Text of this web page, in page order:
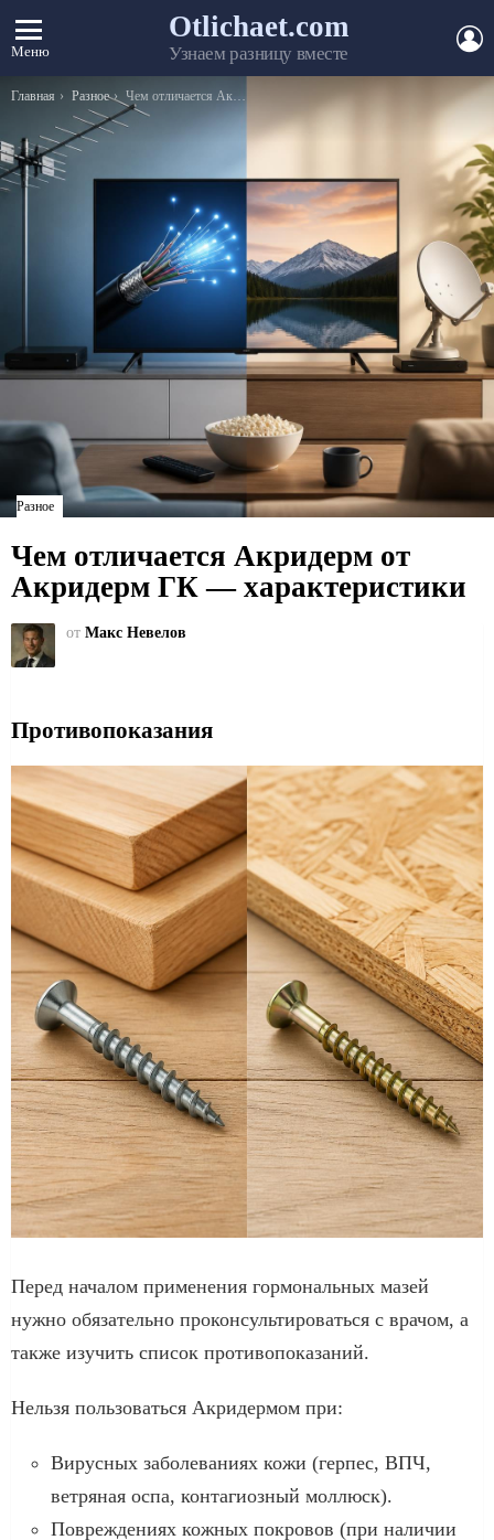
Меню
Otlichaet.com
Узнаем разницу вместе
Вы здесь:
Главная Разное Чем отличается Акридерм от Акридерм ГК — характеристики
Разное
Чем отличается Акридерм от
Акридерм ГК — характеристики
от Макс Невелов
Противопоказания
Перед началом применения гормональных мазей
нужно обязательно проконсультироваться с врачом, а
также изучить список противопоказаний.
Нельзя пользоваться Акридермом при:
Вирусных заболеваниях кожи (герпес, ВПЧ,
ветряная оспа, контагиозный моллюск).
Повреждениях кожных покровов (при наличии